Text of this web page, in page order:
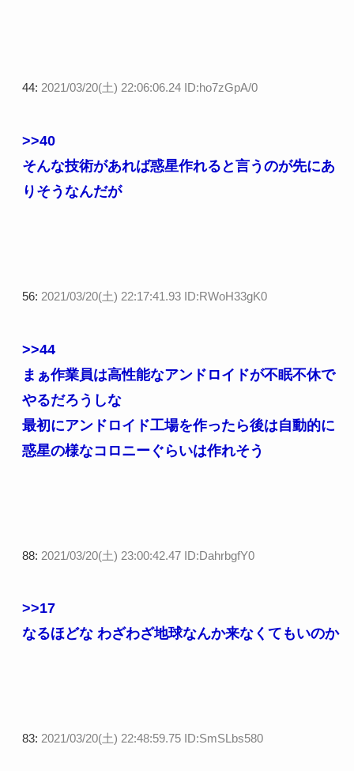
44: 2021/03/20(土) 22:06:06.24 ID:ho7zGpA/0
>>40
そんな技術があれば惑星作れると言うのが先にあ
りそうなんだが
56: 2021/03/20(土) 22:17:41.93 ID:RWoH33gK0
>>44
まぁ作業員は高性能なアンドロイドが不眠不休で
やるだろうしな
最初にアンドロイド工場を作ったら後は自動的に
惑星の様なコロニーぐらいは作れそう
88: 2021/03/20(土) 23:00:42.47 ID:DahrbgfY0
>>17
なるほどな わざわざ地球なんか来なくてもいのか
83: 2021/03/20(土) 22:48:59.75 ID:SmSLbs580